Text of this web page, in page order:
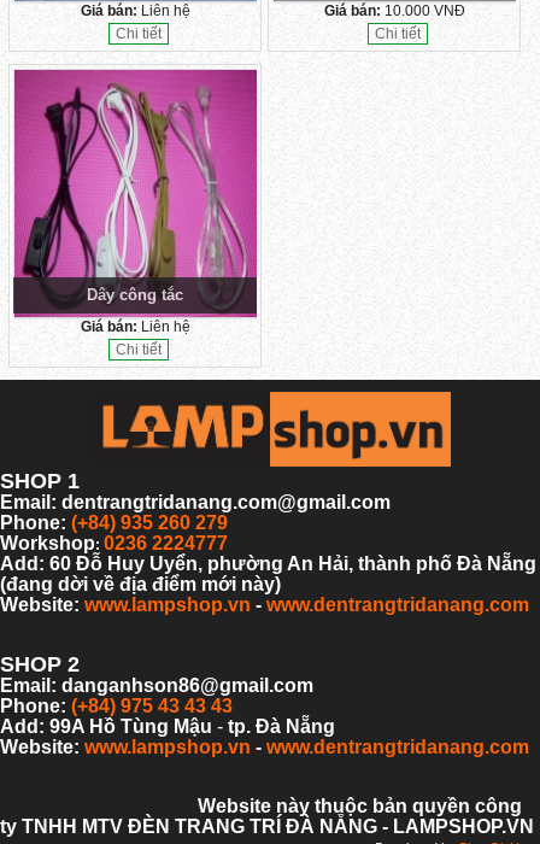
Giá bán: Liên hệ
Chi tiết
Giá bán: 10.000 VNĐ
Chi tiết
Dây công tắc
Giá bán: Liên hệ
Chi tiết
SHOP 1
Email: dentrangtridanang.com@gmail.com
Phone: (+84) 935 260 279
Workshop: 0236 2224777
Add: 60 Đỗ Huy Uyển, phường An Hải, thành phố Đà Nẵng
(đang dời về địa điểm mới này)
Website: www.lampshop.vn - www.dentrangtridanang.com
SHOP 2
Email: danganhson86@gmail.com
Phone: (+84) 975 43 43 43
Add: 99A Hồ Tùng Mậu - tp. Đà Nẵng
Website: www.lampshop.vn - www.dentrangtridanang.com
Website này thuộc bản quyền công
ty TNHH MTV ĐÈN TRANG TRÍ ĐÀ NẴNG - LAMPSHOP.VN